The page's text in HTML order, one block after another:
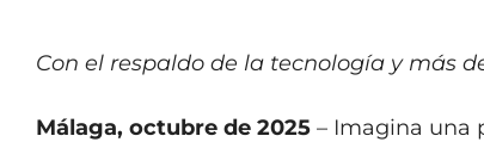
Con el respaldo de la tecnología y más
Málaga, octubre de 2025– Imagina una